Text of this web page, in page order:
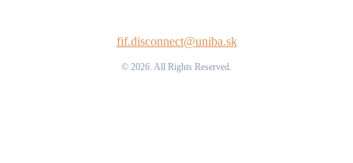
fif.disconnect@uniba.sk
© 2026. All Rights Reserved.